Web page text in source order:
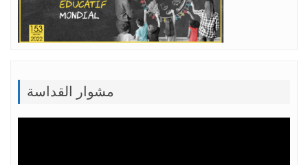
مشوار القداسة